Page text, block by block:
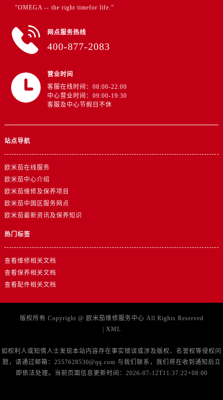
江西省鹰潭市月湖区胜利东路欧米茄售后服务中心（需提前预约）
上海市徐汇区虹桥路3号港汇中心2座37层3705室欧米茄售后服务中心（需提前预约）
浙江省杭州市上城区钱江路1366号华润大厦A座5层503-5室欧米茄售后服务中心（需提前预约）
"OMEGA -- the right timefor life.”
网点服务热线
400-877-2083
营业时间
客服在线时间：08:00-22:00
中心营业时间：09:00-19:30
客服及中心节假日不休
站点导航
欧米茄在线服务
欧米茄中心介绍
欧米茄维修及保养项目
欧米茄中国区服务网点
欧米茄最新资讯及保养知识
热门标签
查看维修相关文档
查看保养相关文档
查看配件相关文档
版权所有 Copyright @ 欧米茄维修服务中心 All Rights Reserved
| XML
如权利人或知情人士发现本站内容存在事实错误或涉及版权、名誉权等侵权问
题，请通过邮箱：2557628530@qq.com 与我们联系，我们将在收到通知后立
即依法处理。当前页面信息更新时间：2026-07-12T11:37:22+08:00